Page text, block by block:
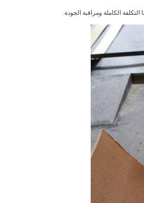
الكاملة ومراقبة الجودة.